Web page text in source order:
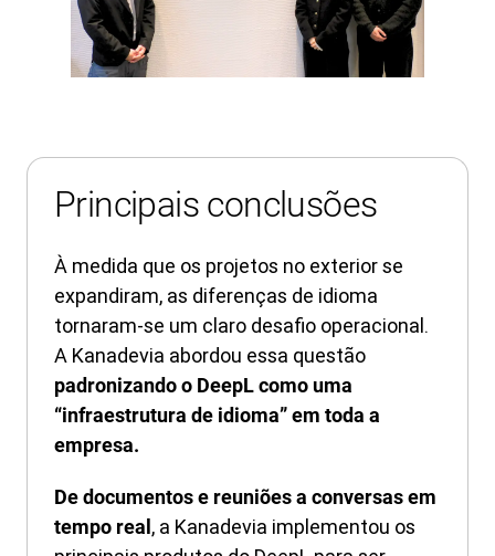
Principais conclusões
À medida que os projetos no exterior se
expandiram, as diferenças de idioma
tornaram-se um claro desafio operacional.
A Kanadevia abordou essa questão
padronizando o DeepL como uma
“infraestrutura de idioma” em toda a
empresa.
De documentos e reuniões a conversas em
tempo real , a Kanadevia implementou os